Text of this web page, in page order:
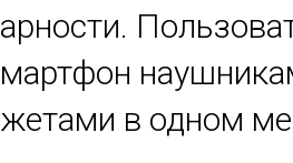
в одном